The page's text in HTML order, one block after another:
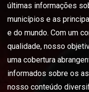
últimas informações
municípios e as
e do mundo. Com um
qualidade, nosso
uma cobertura
informados sobre os
nosso conteúdo